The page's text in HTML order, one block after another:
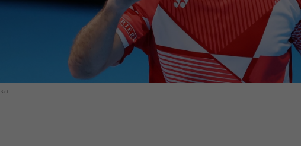
Ihrer vorgenommen Einstellungen,
Webseiten-Betreiber dies eingestellt